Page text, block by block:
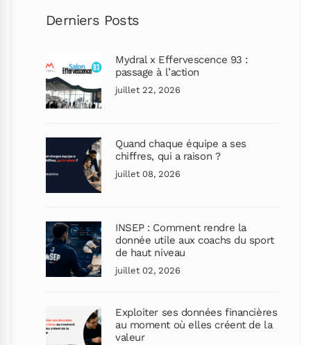
Derniers Posts
Mydral x Effervescence 93 :
passage à l’action
juillet 22, 2026
Quand chaque équipe a ses
chiffres, qui a raison ?
juillet 08, 2026
INSEP : Comment rendre la
donnée utile aux coachs du sport
de haut niveau
juillet 02, 2026
Exploiter ses données financières
au moment où elles créent de la
valeur